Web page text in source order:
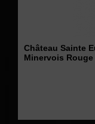
Château Sainte
Minervois Rouge